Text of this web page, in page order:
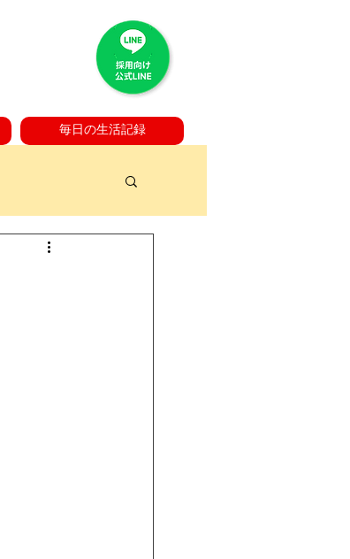
毎日の生活記録